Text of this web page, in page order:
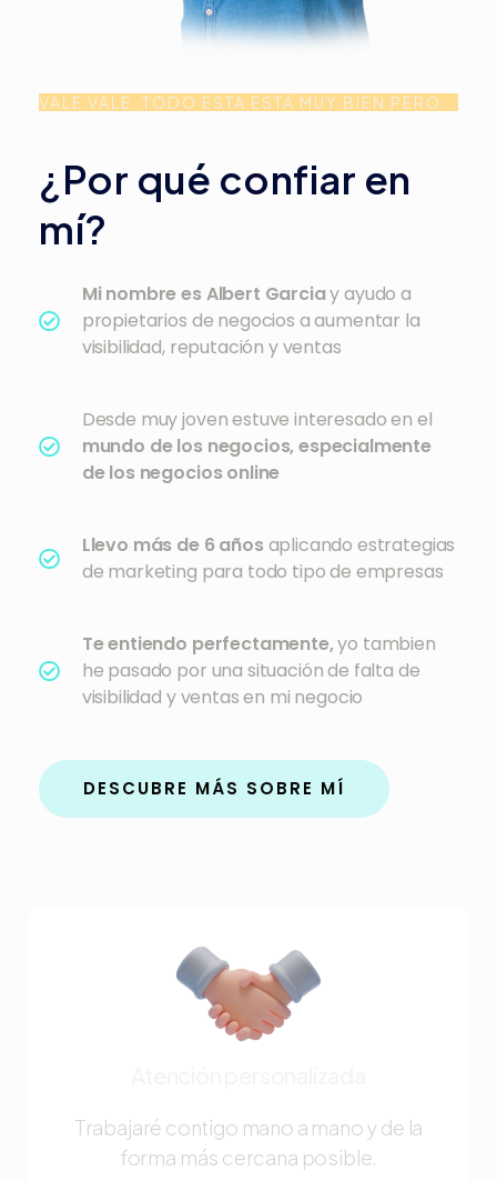
VALE VALE, TODO ESTA ESTÁ MUY BIEN PERO...
¿Por qué confiar en
mí?
Mi nombre es Albert Garciay ayudo a
propietarios de negocios a aumentar la
visibilidad, reputación y ventas
Desde muy joven estuve interesado en el
mundo de los negocios, especialmente
de los negocios online
Llevo más de 6 años aplicando estrategias
de marketing para todo tipo de empresas
Te entiendo perfectamente,yo tambien
he pasado por una situación de falta de
visibilidad y ventas en mi negocio
DESCUBRE MÁS SOBRE MÍ
Trabajaré contigo mano a mano y de la
forma más cercana posible.